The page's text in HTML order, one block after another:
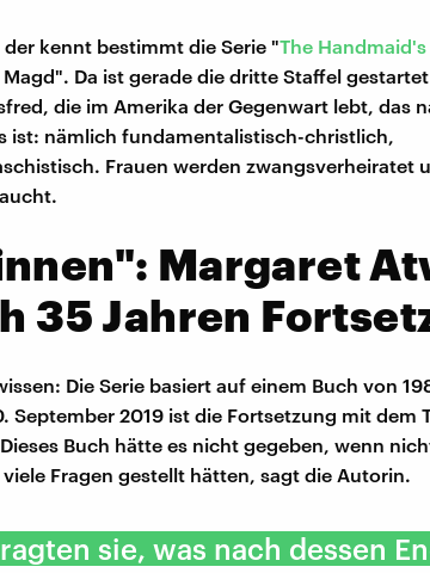
kennt bestimmt die Serie "The Handmaid's
Da ist gerade die dritte Staffel
die im Amerika der Gegenwart lebt, das
ist: nämlich fundamentalistisch-christlich,
Frauen werden zwangsverheiratet
Margaret
35 Jahren
Die Serie basiert auf einem Buch von
September 2019 ist die Fortsetzung mit dem
Buch hätte es nicht gegeben, wenn
Fragen gestellt hätten, sagt die Autorin.
sie, was nach dessen